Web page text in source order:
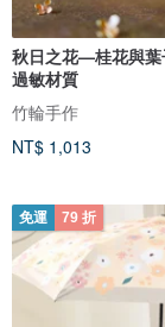
秋日之花—桂花與葉
過敏材質
竹輪手作
NT$ 1,013
免運 79 折